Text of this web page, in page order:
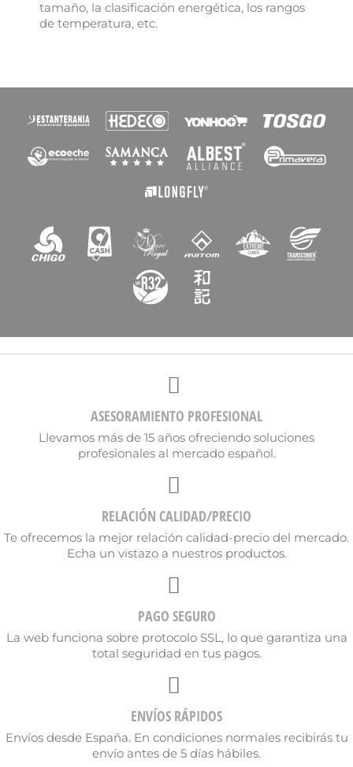
tamaño, la clasificación energética, los rangos
de temperatura, etc.
ASESORAMIENTO PROFESIONAL
Llevamos más de 15 años ofreciendo soluciones
profesionales al mercado español.
RELACIÓN CALIDAD/PRECIO
Te ofrecemos la mejor relación calidad-precio del mercado.
Echa un vistazo a nuestros productos.
PAGO SEGURO
La web funciona sobre protocolo SSL, lo que garantiza una
total seguridad en tus pagos.
ENVÍOS RÁPIDOS
Envíos desde España. En condiciones normales recibirás tu
envío antes de 5 días hábiles.
Nombre de la lista de deseos